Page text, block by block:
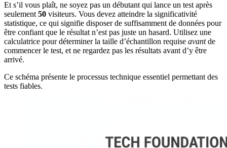
Et s’il vous plaît, ne soyez pas un débutant qui lance un test après
seulement 50 visiteurs. Vous devez atteindre la significativité
statistique, ce qui signifie disposer de suffisamment de données pour
être confiant que le résultat n’est pas juste un hasard. Utilisez une
calculatrice pour déterminer la taille d’échantillon requise avantde
commencer le test, et ne regardez pas les résultats avant d’y être
arrivé.
Ce schéma présente le processus technique essentiel permettant des
tests fiables.